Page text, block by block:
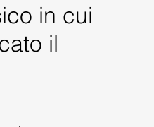
in cui
il